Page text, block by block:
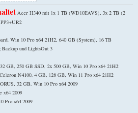
Acer H340 mit 1x 1 TB (WD10EAVS), 3x 2 TB (2
Win 10 Pro x64 21H2, 640 GB (System), 16 TB
und LightsOut 3
GB, 250 GB SSD, 2x 500 GB, Win 10 Pro x64 21H2
N4100, 4 GB, 128 GB, Win 11 Pro x64 21H2
32 GB, Win 10 Pro x64 2009
x64 2009
Pro x64 2009